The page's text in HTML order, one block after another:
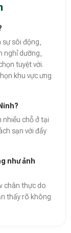
sôi động,
nghỉ dưỡng,
tuyệt vời.
khu vực ưng
nhiều chỗ ở tại
sạn với đầy
như ảnh
chân thực do
thấy rõ không